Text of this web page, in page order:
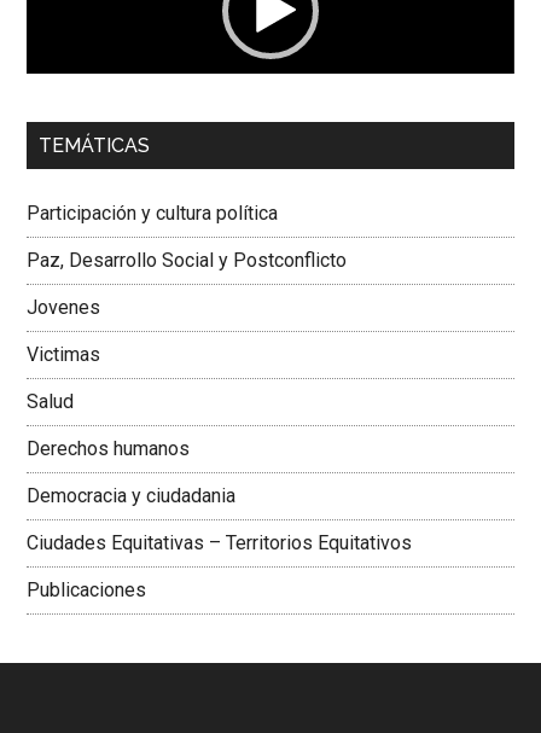
00:00 01:04
Dra. Carolina Corcho Mejía,Presidenta Corporación
Colombiana
TEMÁTICAS
Participación y cultura política
Paz, Desarrollo Social y Postconflicto
Jovenes
Victimas
Salud
Derechos humanos
Democracia y ciudadania
Ciudades Equitativas – Territorios Equitativos
Publicaciones